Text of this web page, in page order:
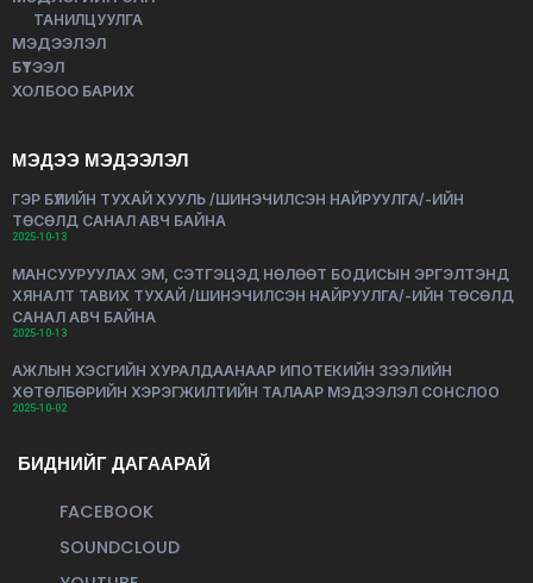
ТАНИЛЦУУЛГА
МЭДЭЭЛЭЛ
БҮТЭЭЛ
ХОЛБОО БАРИХ
МЭДЭЭ МЭДЭЭЛЭЛ
ГЭР БҮЛИЙН ТУХАЙ ХУУЛЬ /ШИНЭЧИЛСЭН НАЙРУУЛГА/-ИЙН
ТӨСӨЛД САНАЛ АВЧ БАЙНА
2025-10-13
МАНСУУРУУЛАХ ЭМ, СЭТГЭЦЭД НӨЛӨӨТ БОДИСЫН ЭРГЭЛТЭНД
ХЯНАЛТ ТАВИХ ТУХАЙ /ШИНЭЧИЛСЭН НАЙРУУЛГА/-ИЙН ТӨСӨЛД
САНАЛ АВЧ БАЙНА
2025-10-13
АЖЛЫН ХЭСГИЙН ХУРАЛДААНААР ИПОТЕКИЙН ЗЭЭЛИЙН
ХӨТӨЛБӨРИЙН ХЭРЭГЖИЛТИЙН ТАЛААР МЭДЭЭЛЭЛ СОНСЛОО
2025-10-02
БИДНИЙГ ДАГААРАЙ
FACEBOOK
SOUNDCLOUD